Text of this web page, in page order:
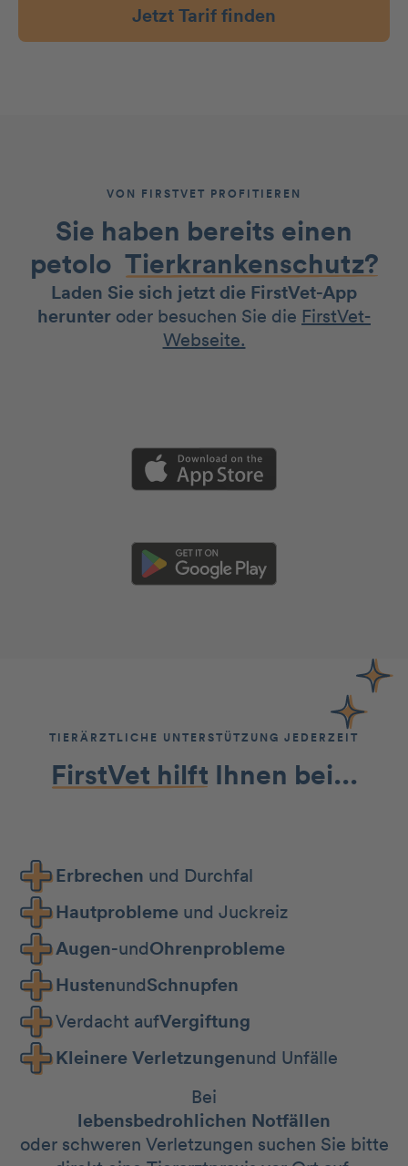
Jetzt Tarif finden
VON FIRSTVET PROFITIEREN
Sie haben bereits einen
petolo Tierkrankenschutz?
Laden Sie sich jetzt die FirstVet-App
herunter oder besuchen Sie die FirstVet-
Webseite.
TIERÄRZTLICHE UNTERSTÜTZUNG JEDERZEIT
FirstVet hilft Ihnen bei...
Erbrechen und Durchfal
Hautprobleme und Juckreiz
Augen-und Ohrenprobleme
Hustenund Schnupfen
Verdacht aufVergiftung
Kleinere Verletzungenund Unfälle
Bei
lebensbedrohlichen Notfällen
oder schweren Verletzungen suchen Sie bitte